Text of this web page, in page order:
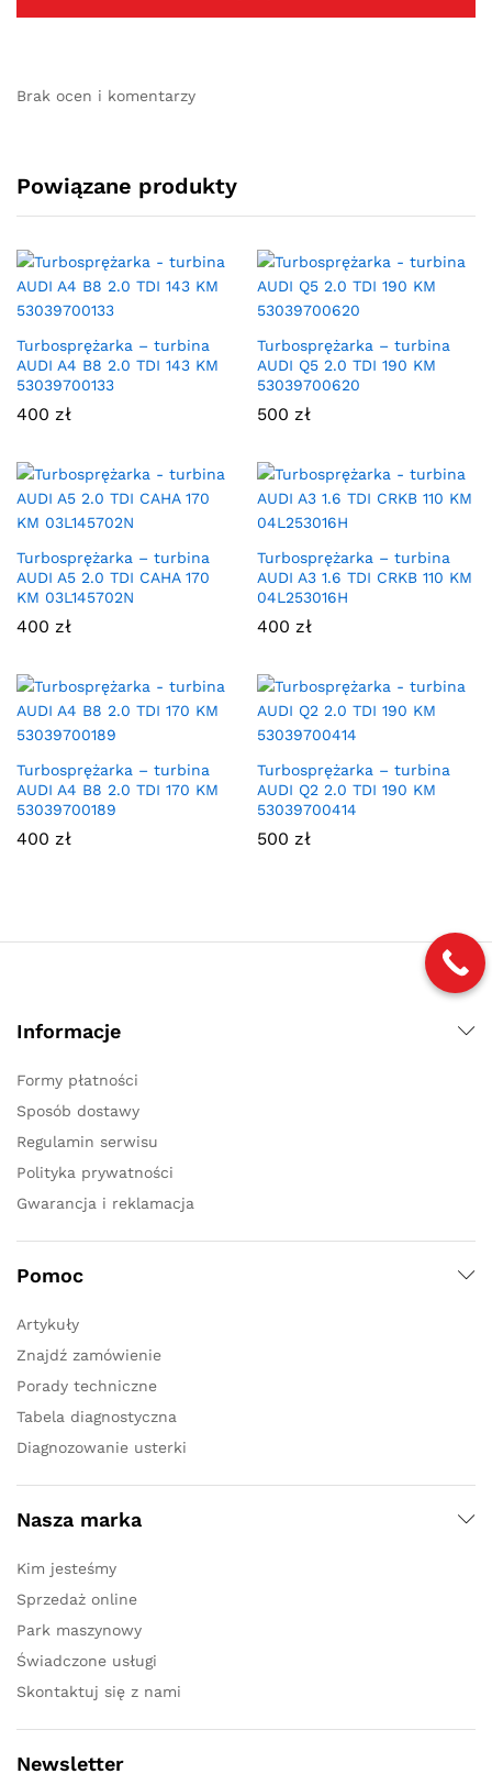
Brak ocen i komentarzy
Powiązane produkty
Turbosprężarka – turbina
AUDI A4 B8 2.0 TDI 143 KM
53039700133
400 zł
Turbosprężarka – turbina
AUDI Q5 2.0 TDI 190 KM
53039700620
500 zł
Turbosprężarka – turbina
AUDI A5 2.0 TDI CAHA 170
KM 03L145702N
400 zł
Turbosprężarka – turbina
AUDI A3 1.6 TDI CRKB 110 KM
04L253016H
400 zł
Turbosprężarka – turbina
AUDI A4 B8 2.0 TDI 170 KM
53039700189
400 zł
Turbosprężarka – turbina
AUDI Q2 2.0 TDI 190 KM
53039700414
500 zł
Informacje
Formy płatności
Sposób dostawy
Regulamin serwisu
Polityka prywatności
Gwarancja i reklamacja
Pomoc
Artykuły
Znajdź zamówienie
Porady techniczne
Tabela diagnostyczna
Diagnozowanie usterki
Nasza marka
Kim jesteśmy
Sprzedaż online
Park maszynowy
Świadczone usługi
Skontaktuj się z nami
Newsletter